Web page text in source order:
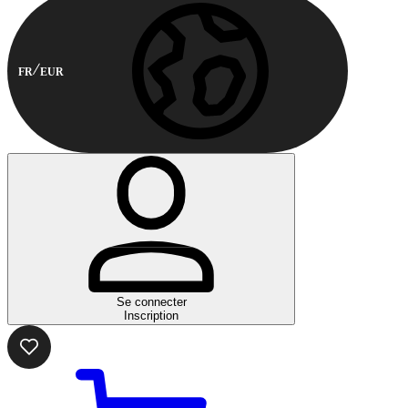
FR EUR
Se connecter
Inscription